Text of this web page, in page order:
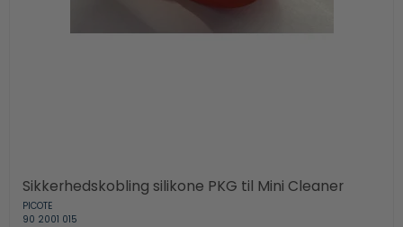
Sikkerhedskobling silikone PKG til Mini Cleaner
PICOTE
90 2001 015